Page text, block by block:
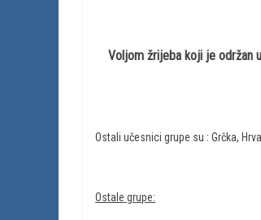
Voljom žrijeba koji je održan u
Ostali učesnici grupe su : Grčka,
Ostale grupe: